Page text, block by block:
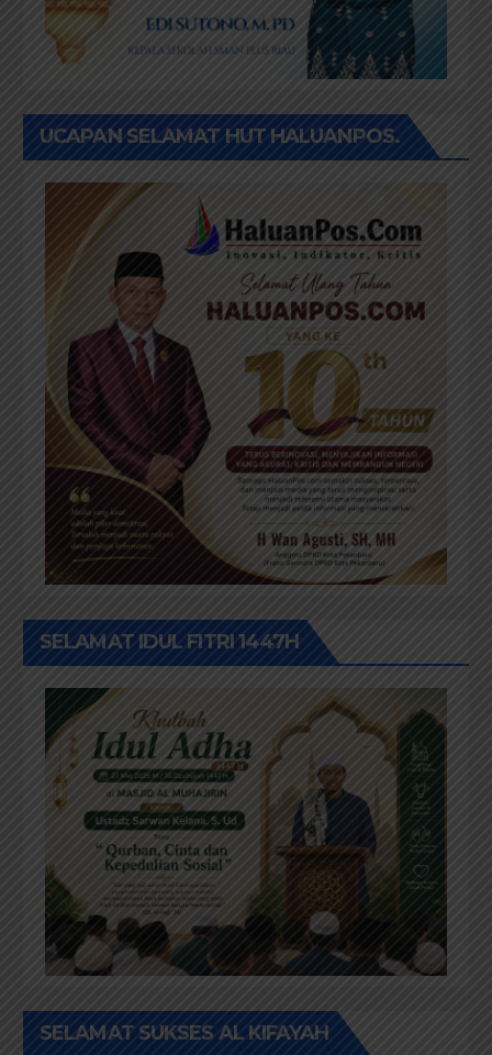
UCAPAN SELAMAT HUT HALUANPOS.
SELAMAT IDUL FITRI 1447H
SELAMAT SUKSES AL KIFAYAH